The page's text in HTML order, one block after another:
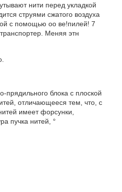
нити перед укладкой
струями сжатого воздуха
с помощью оо ве!пилей! 7
Меняя этн
прядильного блока с плоской
отличающееся тем, что, с
имеет форсунки,
пучка нитей, °